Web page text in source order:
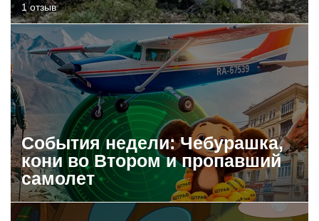
1 отзыв
События недели: Чебурашка,
кони во Втором и пропавший
самолет